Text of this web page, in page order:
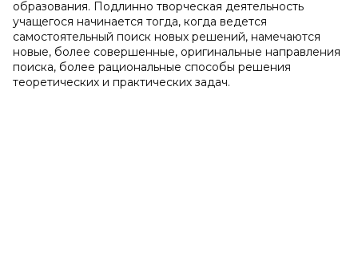
образования. Подлинно творческая деятельность
учащегося начинается тогда, когда ведется
самостоятельный поиск новых решений, намечаются
новые, более совершенные, оригинальные направления
поиска, более рациональные способы решения
теоретических и практических задач.